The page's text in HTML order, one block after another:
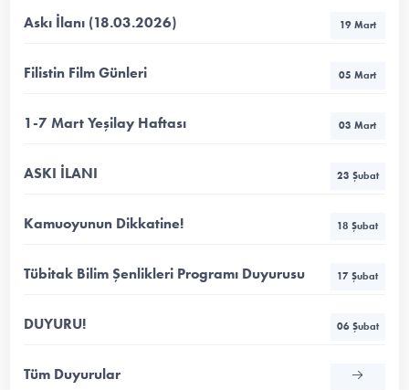
Askı İlanı (18.03.2026) 19 Mart
Filistin Film Günleri 05 Mart
1-7 Mart Yeşilay Haftası 03 Mart
ASKI İLANI 23 Şubat
Kamuoyunun Dikkatine! 18 Şubat
Tübitak Bilim Şenlikleri Programı Duyurusu 17 Şubat
DUYURU! 06 Şubat
Tüm Duyurular